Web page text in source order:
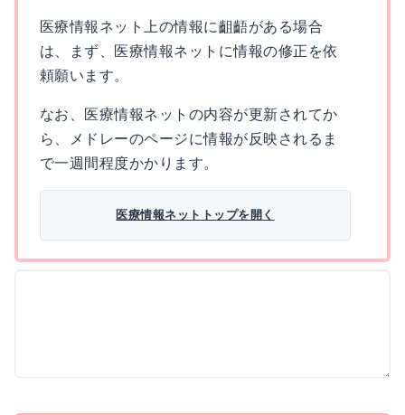
医療情報ネット上の情報に齟齬がある場合
は、まず、医療情報ネットに情報の修正を依
頼願います。
なお、医療情報ネットの内容が更新されてか
ら、メドレーのページに情報が反映されるま
で一週間程度かかります。
医療情報ネットトップを開く